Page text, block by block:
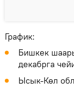
График:
Бишкек
декабрга
Ысык-Көл